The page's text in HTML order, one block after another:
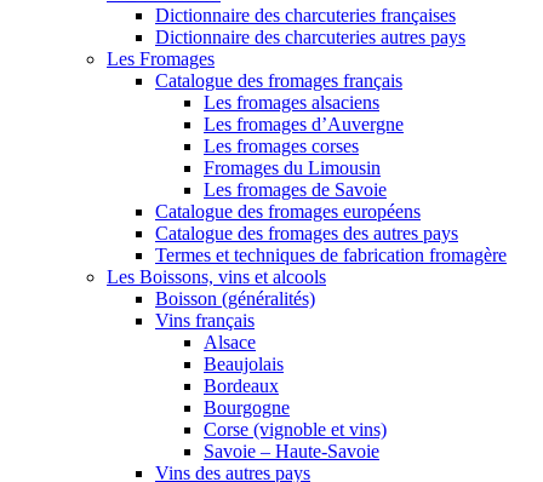
Dictionnaire des charcuteries françaises
Dictionnaire des charcuteries autres pays
Les Fromages
Catalogue des fromages français
Les fromages alsaciens
Les fromages d’Auvergne
Les fromages corses
Fromages du Limousin
Les fromages de Savoie
Catalogue des fromages européens
Catalogue des fromages des autres pays
Termes et techniques de fabrication fromagère
Les Boissons, vins et alcools
Boisson (généralités)
Vins français
Alsace
Beaujolais
Bordeaux
Bourgogne
Corse (vignoble et vins)
Savoie – Haute-Savoie
Vins des autres pays